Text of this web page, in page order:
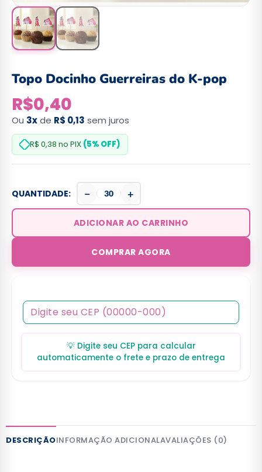
Topo Docinho Guerreiras do K-pop
R$0,40
Ou 3xde R$ 0,13 sem juros
R$ 0,38 no PIX (5% OFF)
QUANTIDADE: − +
ADICIONAR AO CARRINHO
COMPRAR AGORA
💡 Digite seu CEP para calcular
automaticamente o frete e prazo de entrega
DESCRIÇÃOINFORMAÇÃO ADICIONALAVALIAÇÕES (0)